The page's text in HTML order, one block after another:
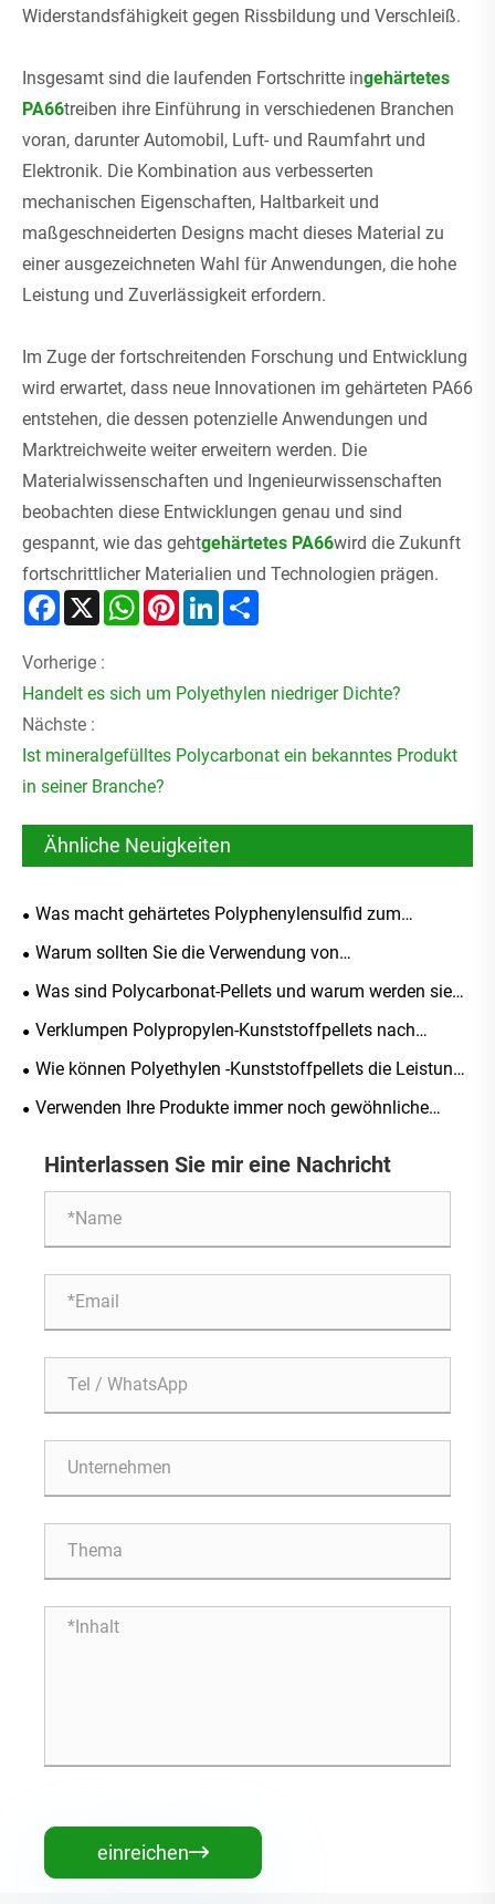
Widerstandsfähigkeit gegen Rissbildung und Verschleiß.
Insgesamt sind die laufenden Fortschritte ingehärtetes
PA66treiben ihre Einführung in verschiedenen Branchen
voran, darunter Automobil, Luft- und Raumfahrt und
Elektronik. Die Kombination aus verbesserten
mechanischen Eigenschaften, Haltbarkeit und
maßgeschneiderten Designs macht dieses Material zu
einer ausgezeichneten Wahl für Anwendungen, die hohe
Leistung und Zuverlässigkeit erfordern.
Im Zuge der fortschreitenden Forschung und Entwicklung
wird erwartet, dass neue Innovationen im gehärteten PA66
entstehen, die dessen potenzielle Anwendungen und
Marktreichweite weiter erweitern werden. Die
Materialwissenschaften und Ingenieurwissenschaften
beobachten diese Entwicklungen genau und sind
gespannt, wie das gehtgehärtetes PA66wird die Zukunft
fortschrittlicher Materialien und Technologien prägen.
Facebook
X WhatsAppPinterestLinkedIn
Vorherige :
Handelt es sich um Polyethylen niedriger Dichte?
Nächste :
Ist mineralgefülltes Polycarbonat ein bekanntes Produkt
in seiner Branche?
Ähnliche Neuigkeiten
Was macht gehärtetes Polyphenylensulfid zum
ultimativen Material für Hochleistungsanwendungen?
Warum sollten Sie die Verwendung von
flammhemmendem Polybutylenterephthalat für Ihre
industriellen Anwendungen in Betracht ziehen?
Was sind Polycarbonat-Pellets und warum werden sie
branchenübergreifend so häufig verwendet?
Verklumpen Polypropylen-Kunststoffpellets nach
längerer Lagerung?
Wie können Polyethylen -Kunststoffpellets die Leistung
Ihrer Plastikprodukte verbessern?
Verwenden Ihre Produkte immer noch gewöhnliche
Hinterlassen Sie mir eine Nachricht
einreichen